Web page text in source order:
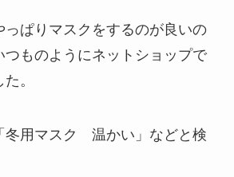
っぱりマスクをするのが良いの
つものようにネットショップで
。
冬用マスク 温かい」などと検